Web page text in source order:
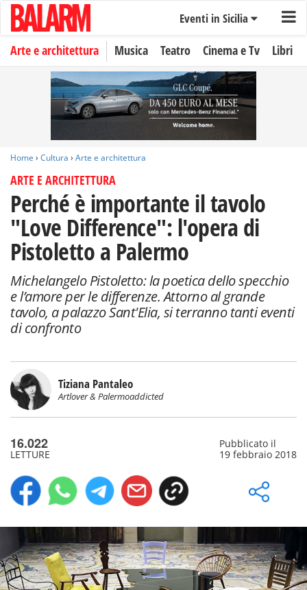
Eventi in Sicilia
Arte e architettura Musica Teatro Cinema e Tv Libri
Home › Cultura › Arte e architettura
ARTE E ARCHITETTURA
Perché è importante il tavolo
"Love Difference": l'opera di
Pistoletto a Palermo
Michelangelo Pistoletto: la poetica dello specchio
e l’amore per le differenze. Attorno al grande
tavolo, a palazzo Sant'Elia, si terranno tanti eventi
di confronto
Tiziana Pantaleo
Artlover & Palermoaddicted
16.022
LETTURE
Pubblicato il
19 febbraio 2018